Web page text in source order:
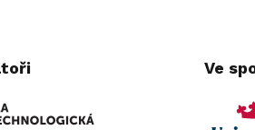
Ve